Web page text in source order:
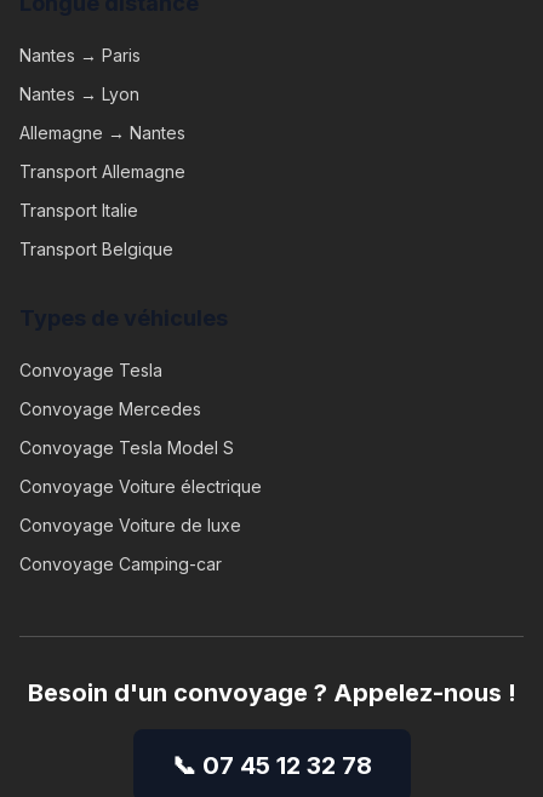
Nantes → Paris
Nantes → Lyon
Allemagne → Nantes
Transport Allemagne
Transport Italie
Transport Belgique
Convoyage Tesla
Convoyage Mercedes
Convoyage Tesla Model S
Convoyage Voiture électrique
Convoyage Voiture de luxe
Convoyage Camping-car
Besoin d'un convoyage ? Appelez-nous !
📞 07 45 12 32 78